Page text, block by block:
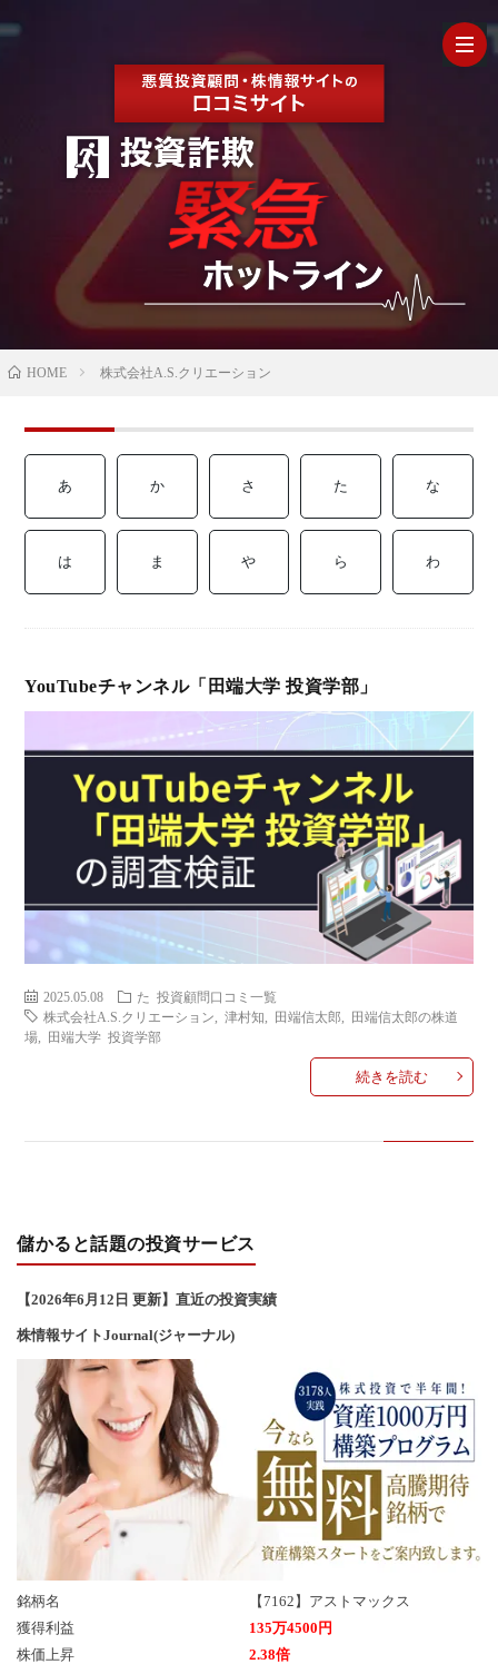
【
当に
げる
サー
済
み
覧
用
語
典
コラ
HOME 株式会社A.S.クリエーション
あ か さ た な
は ま や ら わ
YouTubeチャンネル「田端大学 投資学部」
2025.05.08 た
投資顧問口コミ一覧
株式会社A.S.クリエーション
,津村知 田端信太郎
田端信太郎の株道
場
田端大学 投資学部
続きを読む
儲かると話題の投資サービス
【2026年6 月12 日 更新】直近の投資実績
株情報サイトJournal(ジャーナル)
銘柄名
【7162】アストマックス
獲得利益
135万4500円
株価上昇
2.38倍